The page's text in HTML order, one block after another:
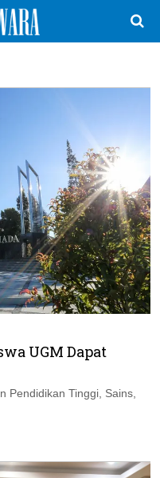
UGM Dapat
Pendidikan Tinggi, Sains,